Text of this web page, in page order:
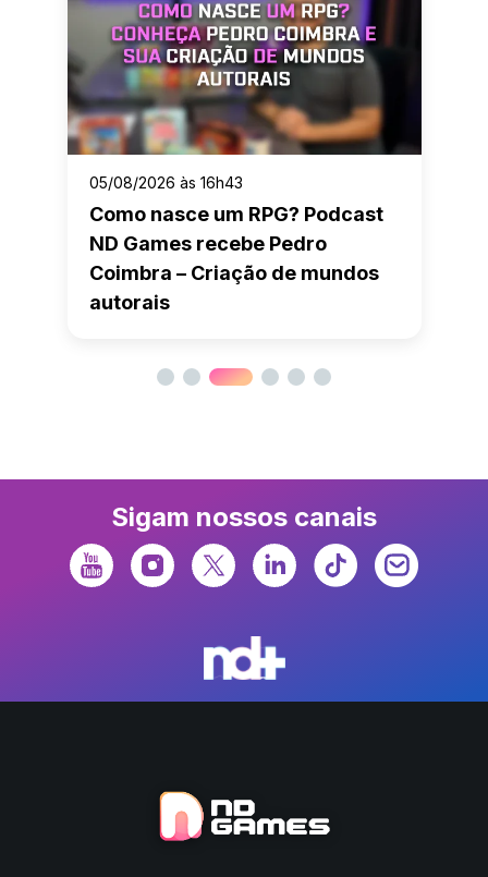
05/08/2026 às 16h43
Como nasce um RPG? Podcast
ND Games recebe Pedro
Coimbra – Criação de mundos
autorais
Sigam nossos canais